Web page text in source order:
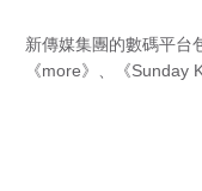
新傳媒集團的數碼平台
《more》
《Sunday